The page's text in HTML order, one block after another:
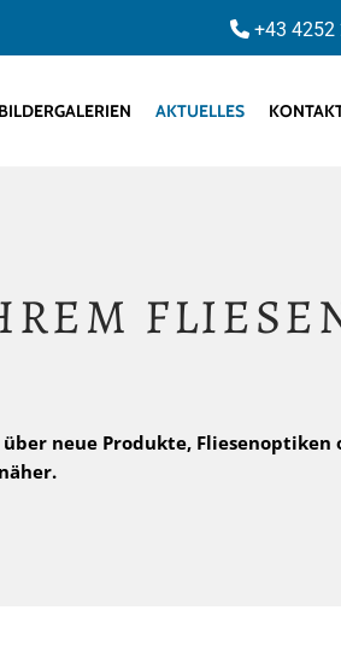
 +43 4252
BILDERGALERIEN AKTUELLES
neue Produkte, Fliesenoptiken